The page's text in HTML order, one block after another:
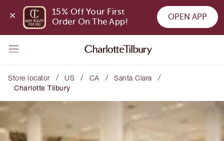
15% Off Your First
Order On The App!
OPEN APP
Store locator / US / CA / Santa Clara /
Charlotte Tilbury